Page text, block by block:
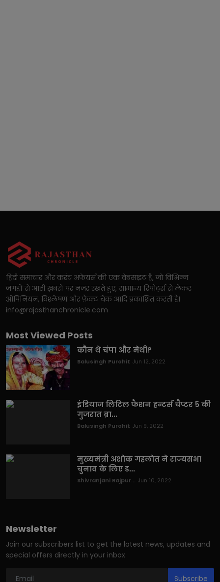
हिंदी समाचार और करंट अफेयर्स की एक वेबसाइट है, जो विभिन्न
जगहों से आती ख़बरों पर नज़र रखते हुए, सामान्य रिपोर्ट्स से लेकर
ओपिनियन, विश्लेषण और फ़ैक्ट चेक आदि प्रकाशित करती है।
info@rajasthanchronicle.com
Most Viewed Posts
कौन थे चंपा और मेथी?
Balusingh Purohit Jun 12, 2022
इंडियाज लिटिल फैशन हन्टर्स चैप्टर 5 की
गुजरात ब्रा...
Balusingh Purohit Jun 9, 2022
मुख्यमंत्री अशोक गहलोत ने राज्यसभा
चुनाव के लिए ड...
Shivranjani Rajpur... Jun 10, 2022
Newsletter
Join our subscribers list to get the latest news, updates and
special offers directly in your inbox
Subscribe